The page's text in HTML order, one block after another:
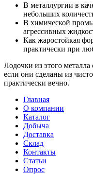
В металлургии в
небольших
В химической
агрессивных
Как жаростойкая
практически при
Лодочки из этого
если они сделаны из
практически вечно.
Главная
О компании
Каталог
Добыча
Доставка
Склад
Контакты
Статьи
Опрос